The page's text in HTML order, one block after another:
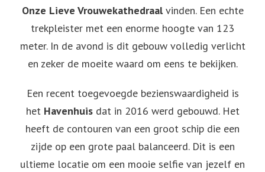
Onze Lieve Vrouwekathedraalvinden. Een echte
trekpleister met een enorme hoogte van 123
meter. In de avond is dit gebouw volledig verlicht
en zeker de moeite waard om eens te bekijken.
Een recent toegevoegde bezienswaardigheid is
het Havenhuisdat in 2016 werd gebouwd. Het
heeft de contouren van een groot schip die een
zijde op een grote paal balanceerd. Dit is een
ultieme locatie om een mooie selfie van jezelf en